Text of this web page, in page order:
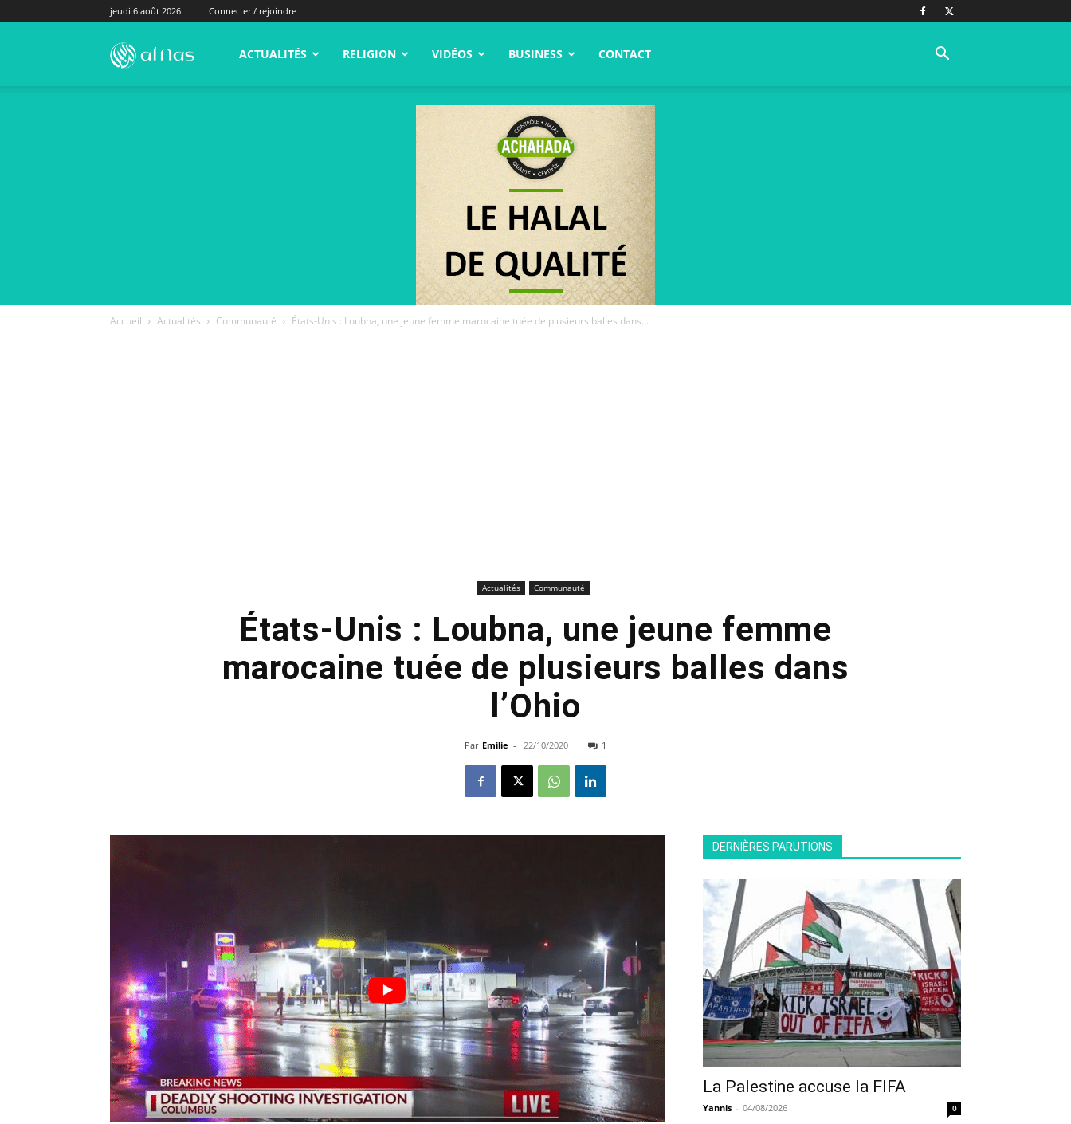
jeudi 6 août 2026 Connecter / rejoindre
alNas.fr ACTUALITÉS RELIGION VIDÉOS BUSINESS CONTACT
Accueil Actualités Communauté États-Unis : Loubna, une jeune femme marocaine tuée de plusieurs balles dans...
Actualités Communauté
États-Unis : Loubna, une jeune femme
marocaine tuée de plusieurs balles dans
l’Ohio
Par Emilie - 22/10/2020 1
DERNIÈRES PARUTIONS
La Palestine accuse la FIFA
Yannis - 04/08/2026 0